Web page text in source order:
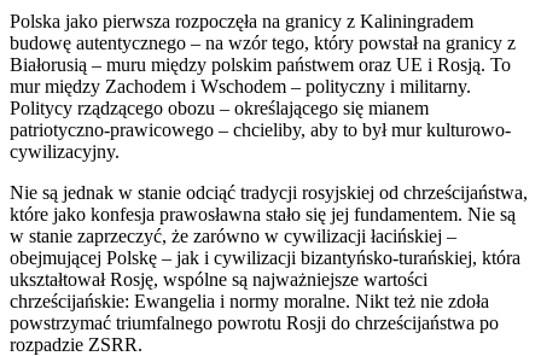
Polska jako pierwsza rozpoczęła na granicy z Kaliningradem
budowę autentycznego – na wzór tego, który powstał na granicy z
Białorusią – muru między polskim państwem oraz UE i Rosją. To
mur między Zachodem i Wschodem – polityczny i militarny.
Politycy rządzącego obozu – określającego się mianem
patriotyczno-prawicowego – chcieliby, aby to był mur kulturowo-
cywilizacyjny.
Nie są jednak w stanie odciąć tradycji rosyjskiej od chrześcijaństwa,
które jako konfesja prawosławna stało się jej fundamentem. Nie są
w stanie zaprzeczyć, że zarówno w cywilizacji łacińskiej –
obejmującej Polskę – jak i cywilizacji bizantyńsko-turańskiej, która
ukształtował Rosję, wspólne są najważniejsze wartości
chrześcijańskie: Ewangelia i normy moralne. Nikt też nie zdoła
powstrzymać triumfalnego powrotu Rosji do chrześcijaństwa po
rozpadzie ZSRR.